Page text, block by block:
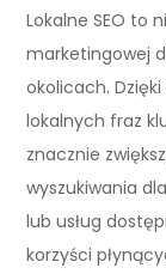
Lokalne SEO to
marketingowej
okolicach.
lokalnych fraz
znacznie
wyszukiwania
lub usług
korzyści